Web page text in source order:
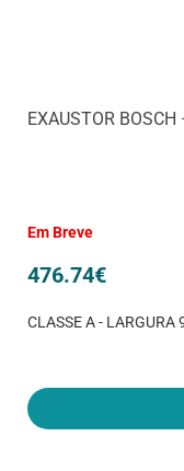
EXAUSTOR
Em Breve
476.74€
CLASSE A - LARGURA